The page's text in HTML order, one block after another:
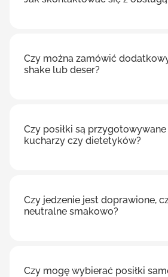
Czy można zamówić
shake lub deser?
Czy posiłki są
kucharzy czy dietetyków?
Czy jedzenie jest doprawione,
neutralne smakowo?
Czy mogę wybierać posiłki